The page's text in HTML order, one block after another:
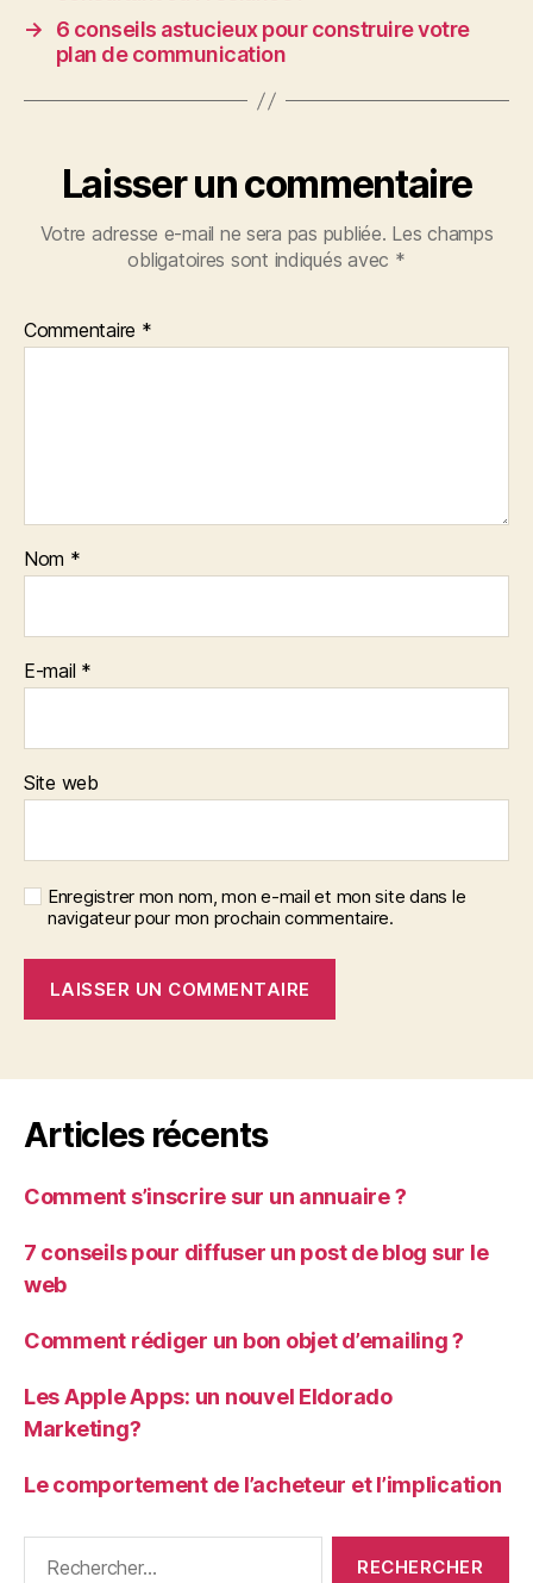
→
6 conseils astucieux pour construire votre
plan de communication
Laisser un commentaire
Votre adresse e-mail ne sera pas publiée. Les champs
obligatoires sont indiqués avec *
Commentaire *
Nom *
E-mail *
Site web
Enregistrer mon nom, mon e-mail et mon site dans le
navigateur pour mon prochain commentaire.
Articles récents
Comment s’inscrire sur un annuaire ?
7 conseils pour diffuser un post de blog sur le
web
Comment rédiger un bon objet d’emailing ?
Les Apple Apps: un nouvel Eldorado
Marketing?
Le comportement de l’acheteur et l’implication